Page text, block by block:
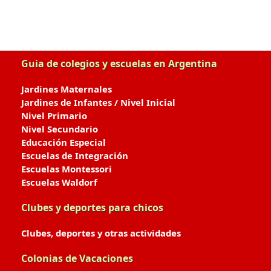
Guia de colegios y escuelas en Argentina
Jardines Maternales
Jardines de Infantes / Nivel Inicial
Nivel Primario
Nivel Secundario
Educación Especial
Escuelas de Integración
Escuelas Montessori
Escuelas Waldorf
Clubes y deportes para chicos
Clubes, deportes y otras actividades
Colonias de Vacaciones